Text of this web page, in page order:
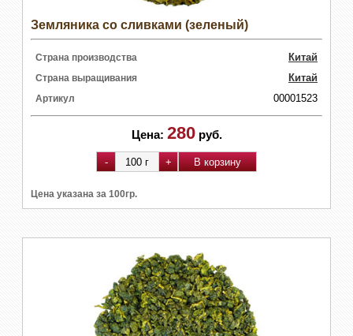
Земляника со сливками (зеленый)
Страна производства Китай
Страна выращивания Китай
Артикул 00001523
Цена: 280 руб.
Цена указана за 100гр.